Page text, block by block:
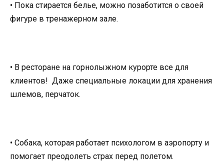
• Пока стирается белье, можно позаботится о своей
фигуре в тренажерном зале.
• В ресторане на горнолыжном курорте все для
клиентов! Даже специальные локации для хранения
шлемов, перчаток.
• Собака, которая работает психологом в аэропорту и
помогает преодолеть страх перед полетом.